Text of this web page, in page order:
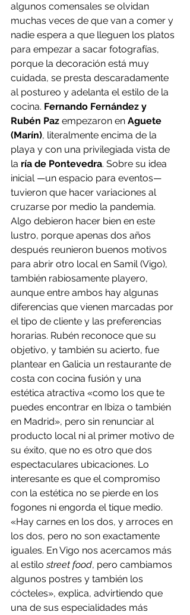
algunos comensales se olvidan
muchas veces de que van a comer y
nadie espera a que lleguen los platos
para empezar a sacar fotografías,
porque la decoración está muy
cuidada, se presta descaradamente
al postureo y adelanta el estilo de la
cocina. Fernando Fernández y
Rubén Paz empezaron en Aguete
(Marín), literalmente encima de la
playa y con una privilegiada vista de
la ría de Pontevedra. Sobre su idea
inicial —un espacio para eventos—
tuvieron que hacer variaciones al
cruzarse por medio la pandemia.
Algo debieron hacer bien en este
lustro, porque apenas dos años
después reunieron buenos motivos
para abrir otro local en Samil (Vigo),
también rabiosamente playero,
aunque entre ambos hay algunas
diferencias que vienen marcadas por
el tipo de cliente y las preferencias
horarias. Rubén reconoce que su
objetivo, y también su acierto, fue
plantear en Galicia un restaurante de
costa con cocina fusión y una
estética atractiva «como los que te
puedes encontrar en Ibiza o también
en Madrid», pero sin renunciar al
producto local ni al primer motivo de
su éxito, que no es otro que dos
espectaculares ubicaciones. Lo
interesante es que el compromiso
con la estética no se pierde en los
fogones ni engorda el tique medio.
«Hay carnes en los dos, y arroces en
los dos, pero no son exactamente
iguales. En Vigo nos acercamos más
al estilo street food, pero cambiamos
algunos postres y también los
cócteles», explica, advirtiendo que
una de sus especialidades más